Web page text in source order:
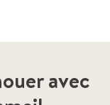
avec